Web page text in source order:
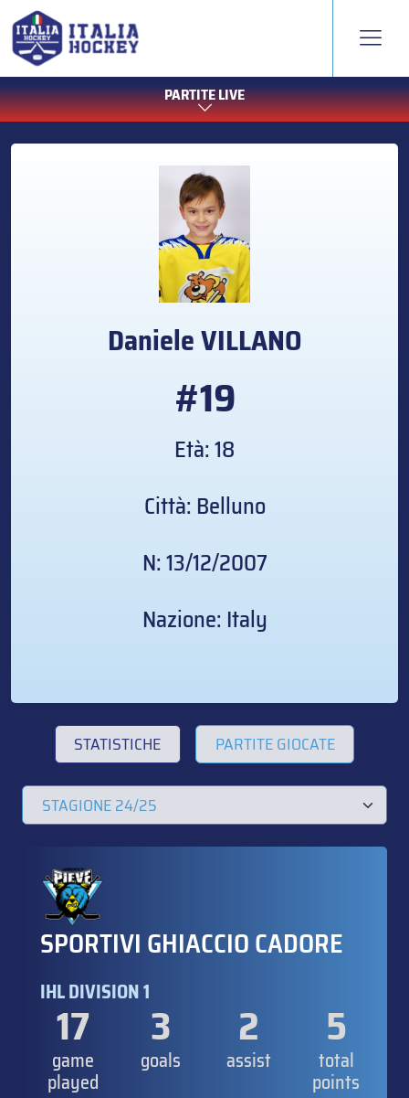
PARTITE LIVE
DanieleVILLANO
#19
Età: 18
Città: Belluno
N: 13/12/2007
Nazione: Italy
STATISTICHE PARTITE GIOCATE
SPORTIVI GHIACCIO CADORE
IHL DIVISION 1
17
game
played
3
goals
2
assist
5
total
points